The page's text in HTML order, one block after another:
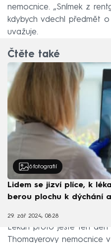
nemocnice. „Snímek z
kdybych vdechl předmět o
uvažuje.
Čtěte také
6 fotografií
Lidem se jizví plíce, k
berou plochu k dýchání
29. zář 2024, 08:28
Lékaři proto ještě ten den
Thomayerovy nemocnice